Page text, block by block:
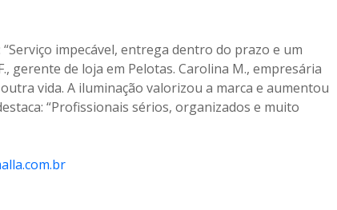
impecável, entrega dentro do prazo e um
gerente de loja em Pelotas. Carolina M., empresária
vida. A iluminação valorizou a marca e aumentou
“Profissionais sérios, organizados e muito